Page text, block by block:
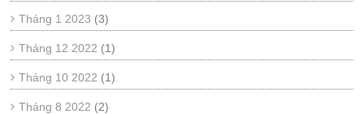
Tháng 1 2023 (3)
Tháng 12 2022 (1)
Tháng 10 2022 (1)
Tháng 8 2022 (2)